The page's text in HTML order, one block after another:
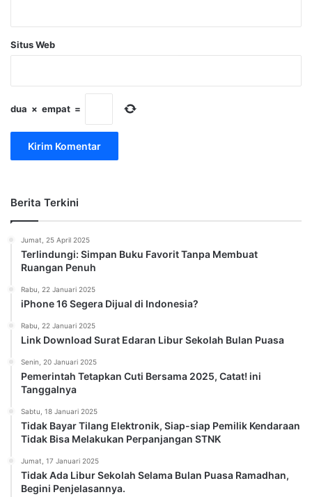
Situs Web
dua × empat =
Berita Terkini
Jumat, 25 April 2025
Terlindungi: Simpan Buku Favorit Tanpa Membuat
Ruangan Penuh
Rabu, 22 Januari 2025
iPhone 16 Segera Dijual di Indonesia?
Rabu, 22 Januari 2025
Link Download Surat Edaran Libur Sekolah Bulan Puasa
Senin, 20 Januari 2025
Pemerintah Tetapkan Cuti Bersama 2025, Catat! ini
Tanggalnya
Sabtu, 18 Januari 2025
Tidak Bayar Tilang Elektronik, Siap-siap Pemilik Kendaraan
Tidak Bisa Melakukan Perpanjangan STNK
Jumat, 17 Januari 2025
Tidak Ada Libur Sekolah Selama Bulan Puasa Ramadhan,
Begini Penjelasannya.